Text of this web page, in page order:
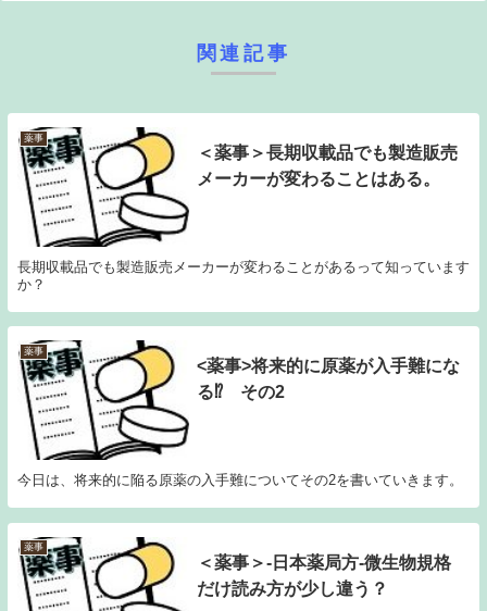
関連記事
薬事
＜薬事＞長期収載品でも製造販売
メーカーが変わることはある。
長期収載品でも製造販売メーカーが変わることがあるって知っています
か？
薬事
<薬事>将来的に原薬が入手難にな
る⁉ その2
今日は、将来的に陥る原薬の入手難についてその2を書いていきます。
薬事
＜薬事＞-日本薬局方-微生物規格
だけ読み方が少し違う？